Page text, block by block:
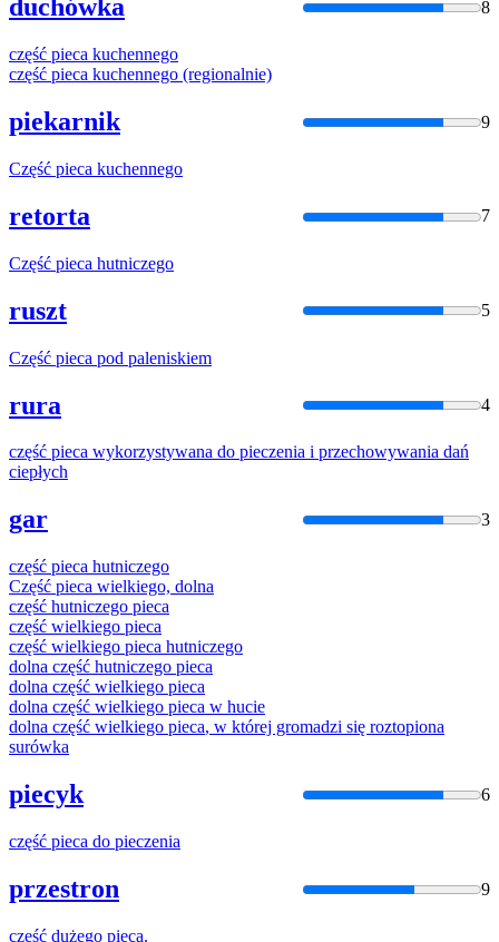
duchówka 8
część pieca kuchennego
część pieca kuchennego (regionalnie)
piekarnik 9
Część pieca kuchennego
retorta 7
Część pieca hutniczego
ruszt 5
Część pieca pod paleniskiem
rura 4
część pieca wykorzystywana do pieczenia i przechowywania dań
ciepłych
gar 3
część pieca hutniczego
Część pieca wielkiego, dolna
część hutniczego pieca
część wielkiego pieca
część wielkiego pieca hutniczego
dolna część hutniczego pieca
dolna część wielkiego pieca
dolna część wielkiego pieca w hucie
dolna część wielkiego pieca, w której gromadzi się roztopiona
surówka
piecyk 6
część pieca do pieczenia
przestron 9
część dużego pieca.